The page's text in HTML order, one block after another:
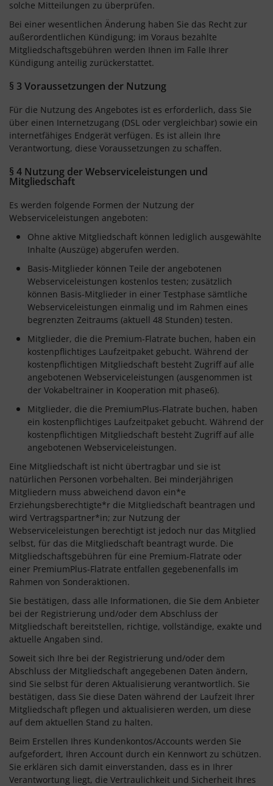
solche Mitteilungen zu überprüfen.
Bei einer wesentlichen Änderung haben Sie das Recht zur
außerordentlichen Kündigung; im Voraus bezahlte
Mitgliedschaftsgebühren werden Ihnen im Falle Ihrer
Kündigung anteilig zurückerstattet.
§ 3 Voraussetzungen der Nutzung
Für die Nutzung des Angebotes ist es erforderlich, dass Sie
über einen Internetzugang (DSL oder vergleichbar) sowie ein
internetfähiges Endgerät verfügen. Es ist allein Ihre
Verantwortung, diese Voraussetzungen zu schaffen.
§ 4 Nutzung der Webserviceleistungen und
Mitgliedschaft
Es werden folgende Formen der Nutzung der
Webserviceleistungen angeboten:
Ohne aktive Mitgliedschaft können lediglich ausgewählte
Inhalte (Auszüge) abgerufen werden.
Basis-Mitglieder können Teile der angebotenen
Webserviceleistungen kostenlos testen; zusätzlich
können Basis-Mitglieder in einer Testphase sämtliche
Webserviceleistungen einmalig und im Rahmen eines
begrenzten Zeitraums (aktuell 48 Stunden) testen.
Mitglieder, die die Premium-Flatrate buchen, haben ein
kostenpflichtiges Laufzeitpaket gebucht. Während der
kostenpflichtigen Mitgliedschaft besteht Zugriff auf alle
angebotenen Webserviceleistungen (ausgenommen ist
der Vokabeltrainer in Kooperation mit phase6).
Mitglieder, die die PremiumPlus-Flatrate buchen, haben
ein kostenpflichtiges Laufzeitpaket gebucht. Während der
kostenpflichtigen Mitgliedschaft besteht Zugriff auf alle
angebotenen Webserviceleistungen.
Eine Mitgliedschaft ist nicht übertragbar und sie ist
natürlichen Personen vorbehalten. Bei minderjährigen
Mitgliedern muss abweichend davon ein*e
Erziehungsberechtigte*r die Mitgliedschaft beantragen und
wird Vertragspartner*in; zur Nutzung der
Webserviceleistungen berechtigt ist jedoch nur das Mitglied
selbst, für das die Mitgliedschaft beantragt wurde. Die
Mitgliedschaftsgebühren für eine Premium-Flatrate oder
einer PremiumPlus-Flatrate entfallen gegebenenfalls im
Rahmen von Sonderaktionen.
Sie bestätigen, dass alle Informationen, die Sie dem Anbieter
bei der Registrierung und/oder dem Abschluss der
Mitgliedschaft bereitstellen, richtige, vollständige, exakte und
aktuelle Angaben sind.
Soweit sich Ihre bei der Registrierung und/oder dem
Abschluss der Mitgliedschaft angegebenen Daten ändern,
sind Sie selbst für deren Aktualisierung verantwortlich. Sie
bestätigen, dass Sie diese Daten während der Laufzeit Ihrer
Mitgliedschaft pflegen und aktualisieren werden, um diese
auf dem aktuellen Stand zu halten.
Beim Erstellen Ihres Kundenkontos/Accounts werden Sie
aufgefordert, Ihren Account durch ein Kennwort zu schützen.
Sie erklären sich damit einverstanden, dass es in Ihrer
Verantwortung liegt, die Vertraulichkeit und Sicherheit Ihres